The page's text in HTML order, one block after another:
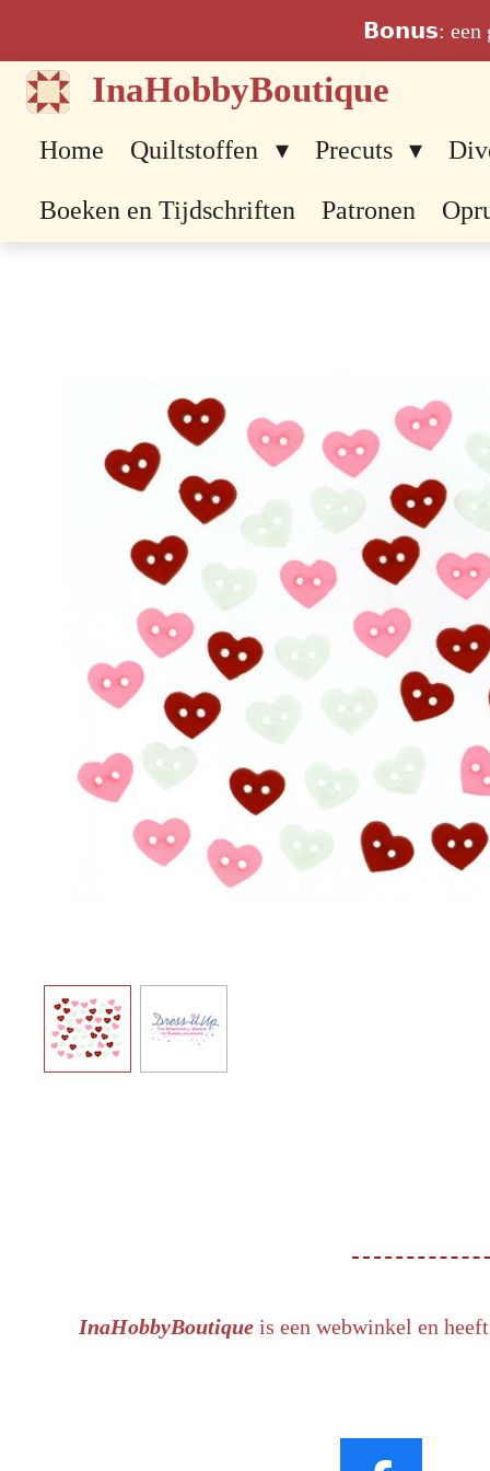
direct
naar
𝗕𝗼𝗻𝘂𝘀: een
InaHobbyBoutique
Home Quiltstoffen Precuts
Boeken en Tijdschriften Patronen
InaHobbyBoutique is een webwinkel en